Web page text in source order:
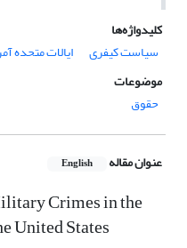
کلیدواژه‌ها
سیاست کیفری
ایالات متحده
موضوعات
حقوق
عنوان مقاله English
Crimes in the
United States